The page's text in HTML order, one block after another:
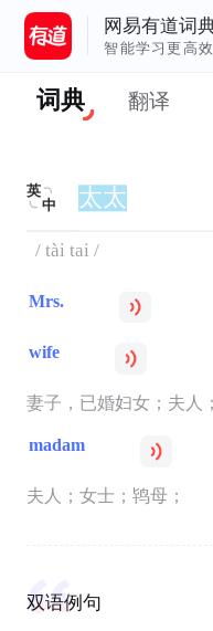
网易有道词
智能学习更高效
词典 翻译
英
中
/ tài tai /
Mrs.
wife
妻子，已婚妇女；夫人；
madam
夫人；女士；鸨母；
双语例句